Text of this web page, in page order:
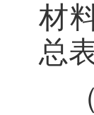
材
总